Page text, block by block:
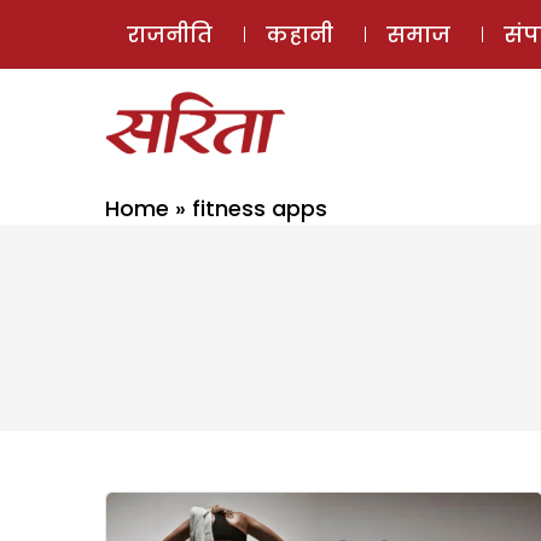
राजनीति कहानी समाज
Home » fitness apps